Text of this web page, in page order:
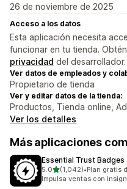
26 de noviembre de 2025
Acceso a los datos
Esta aplicación necesita
funcionar en tu tienda.
privacidad del desarrollador.
Ver datos de empleados y
Propietario de tienda
Ver y editar datos de la tienda:
Productos, Tienda online,
Ver los detalles
Más aplicaciones
Essential Trust Badges
5.0de 5 estrellas
(1,042)
1042 reseñas en total
•Plan gratis
Impulsa ventas con